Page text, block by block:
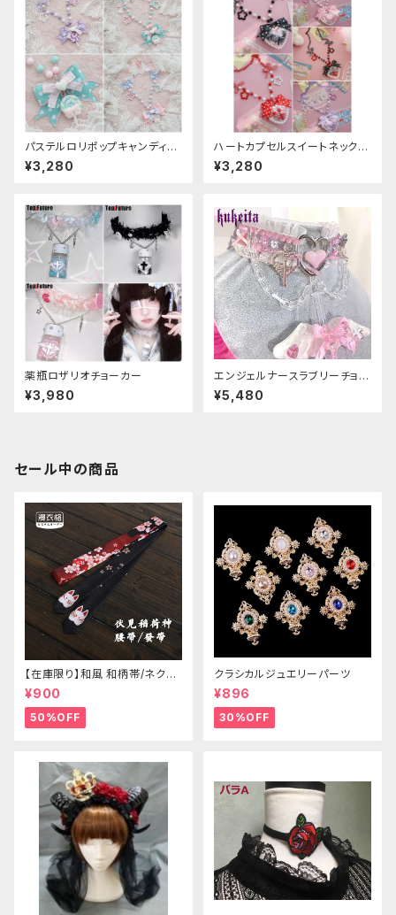
パステルロリポップキャンディネ
ックレス
¥3,280
ハートカプセルスイートネックレ
ス
¥3,280
薬瓶ロザリオチョーカー
¥3,980
エンジェルナースラブリーチョー
カー
¥5,480
セール中の商品
【在庫限り】和風 和柄帯/ネクタ
イ/リボン（狐面/金魚
¥900
50%OFF
クラシカルジュエリーパーツ
¥896
30%OFF